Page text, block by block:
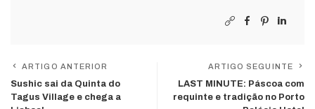
ARTIGO ANTERIOR
Sushic sai da Quinta do
Tagus Village e chega a
ARTIGO SEGUINTE
LAST MINUTE: Páscoa com
requinte e tradição no Porto